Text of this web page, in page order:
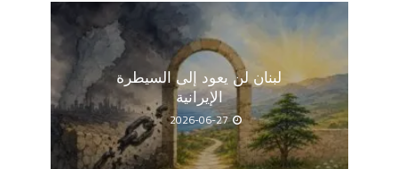
لبنان لن يعود إلى السيطرة
الإيرانية
2026-06-27